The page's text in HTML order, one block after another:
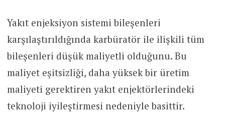
Yakıt enjeksiyon sistemi bileşenleri
karşılaştırıldığında karbüratör ile ilişkili tüm
bileşenleri düşük maliyetli olduğunu. Bu
maliyet eşitsizliği, daha yüksek bir üretim
maliyeti gerektiren yakıt enjektörlerindeki
teknoloji iyileştirmesi nedeniyle basittir.